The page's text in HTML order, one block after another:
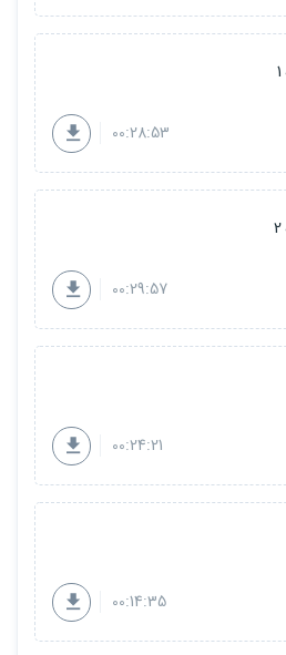
00:28:53
00:29:57
00:24:21
00:14:35